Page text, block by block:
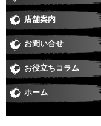
店舗案内
お問い合せ
お役立ちコラム
ホーム